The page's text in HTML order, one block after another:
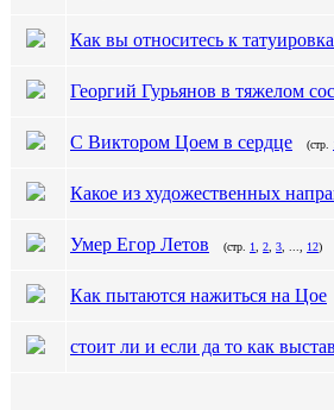
Как вы относитесь к
Георгий Гурьянов в тяжелом
С Виктором Цоем в сердце (стр.
Какое из художественных
Умер Егор Летов (стр. 1 2 3 12)
Как пытаются нажиться на Цое
стоит ли и если да то как